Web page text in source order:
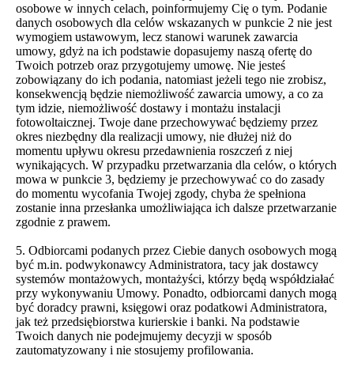
osobowe w innych celach, poinformujemy Cię o tym. Podanie
danych osobowych dla celów wskazanych w punkcie 2 nie jest
wymogiem ustawowym, lecz stanowi warunek zawarcia
umowy, gdyż na ich podstawie dopasujemy naszą ofertę do
Twoich potrzeb oraz przygotujemy umowę. Nie jesteś
zobowiązany do ich podania, natomiast jeżeli tego nie zrobisz,
konsekwencją będzie niemożliwość zawarcia umowy, a co za
tym idzie, niemożliwość dostawy i montażu instalacji
fotowoltaicznej. Twoje dane przechowywać będziemy przez
okres niezbędny dla realizacji umowy, nie dłużej niż do
momentu upływu okresu przedawnienia roszczeń z niej
wynikających. W przypadku przetwarzania dla celów, o których
mowa w punkcie 3, będziemy je przechowywać co do zasady
do momentu wycofania Twojej zgody, chyba że spełniona
zostanie inna przesłanka umożliwiająca ich dalsze przetwarzanie
zgodnie z prawem.
5. Odbiorcami podanych przez Ciebie danych osobowych mogą
być m.in. podwykonawcy Administratora, tacy jak dostawcy
systemów montażowych, montażyści, którzy będą współdziałać
przy wykonywaniu Umowy. Ponadto, odbiorcami danych mogą
być doradcy prawni, księgowi oraz podatkowi Administratora,
jak też przedsiębiorstwa kurierskie i banki. Na podstawie
Twoich danych nie podejmujemy decyzji w sposób
zautomatyzowany i nie stosujemy profilowania.